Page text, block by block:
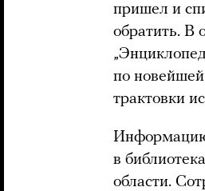
пришел и
обратить. В
по новейшей
трактовки
Информацию
в
области.